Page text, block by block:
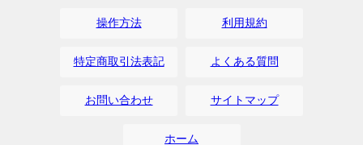
操作方法 利用規約
特定商取引法表記 よくある質問
お問い合わせ サイトマップ
ホーム